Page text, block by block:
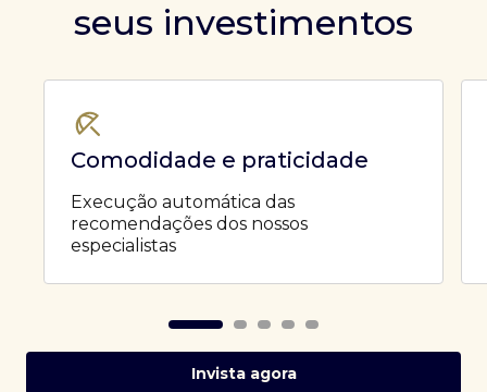
seus investimentos
Comodidade e praticidade
Execução automática das
recomendações dos nossos
especialistas
Invista agora